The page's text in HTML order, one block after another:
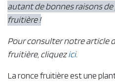
autant de bonnes raisons
fruitière !
Pour consulter notre article
fruitière, cliquezici.
La ronce fruitière est une